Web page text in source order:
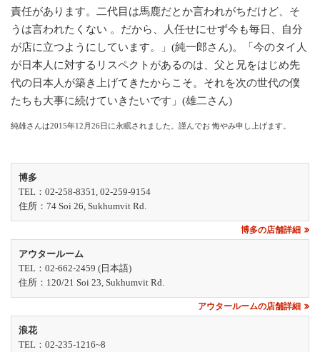
責任があります。二代目は馬鹿だとか言われがちだけど、そ
うは言われたくない 。だから、人任せにせず今も毎日、自分
が店に立つようにしています。」(純一郎さん)。「今のタイ人
が日本人に対するリスペクトがあるのは、父と兄をはじめ先
代の日本人が築き上げてきたからこそ。それを次の世代の僕
たちも大事に続けていきたいです」(雄二さん)
純雄さんは2015年12月26日に永眠されました。謹んでお 悔やみ申し上げます。
博多
TEL：02-258-8351, 02-259-9154
住所：74 Soi 26, Sukhumvit Rd.
博多の店舗詳細
アウタールーム
TEL：02-662-2459 (日本語)
住所：120/21 Soi 23, Sukhumvit Rd.
アウタールームの店舗詳細
浪花
TEL：02-235-1216~8